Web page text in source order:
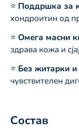
⭐ Поддршка за
хондроитин од
⭐ Омега масни
здрава кожа и
⭐ Без житарки
чувствителен
Состав